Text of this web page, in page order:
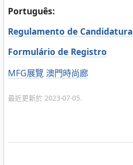
Português:
Regulamento de Candidatura
Formulário de Registro
分
MFG展覽 澳門時尚廊
最近更新於 2023-07-05.